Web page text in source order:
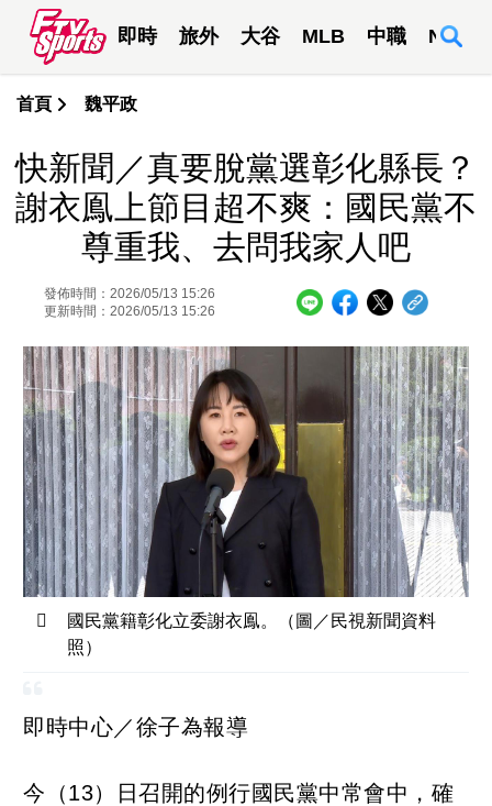
即時 旅外 大谷 MLB 中職 NBA
首頁 魏平政
快新聞／真要脫黨選彰化縣長？
謝衣鳯上節目超不爽：國民黨不
尊重我、去問我家人吧
發佈時間：2026/05/13 15:26
更新時間：2026/05/13 15:26
國民黨籍彰化立委謝衣鳯。（圖／民視新聞資料
照）
即時中心／徐子為報導
今（13）日召開的例行國民黨中常會中，確